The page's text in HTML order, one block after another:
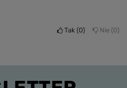
Tak 0 Nie 0